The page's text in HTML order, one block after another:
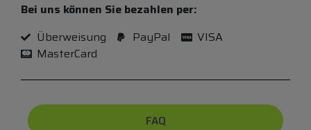
Bei uns können Sie bezahlen per:
Überweisung
PayPal
VISA
MasterCard
FAQ